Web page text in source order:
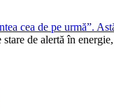
cea de pe urmă”.
de alertă în